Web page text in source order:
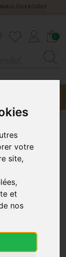
votre
site,
et
nos
en Click & Collect
0